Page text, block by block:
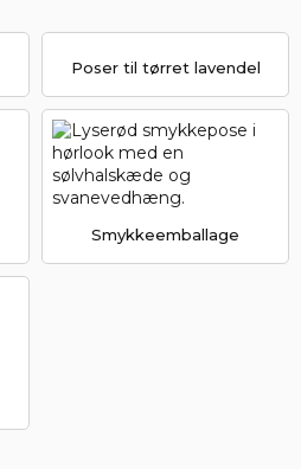
Poser til tørret lavendel
Smykkeemballage